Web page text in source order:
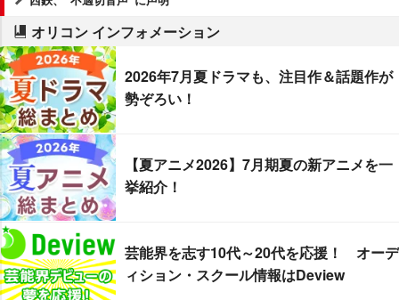
オリコン インフォメーション
2026年7月夏ドラマも、注目作＆話題作が
勢ぞろい！
【夏アニメ2026】7月期夏の新アニメを一
挙紹介！
芸能界を志す10代～20代を応援！ オーデ
ィション・スクール情報はDeview